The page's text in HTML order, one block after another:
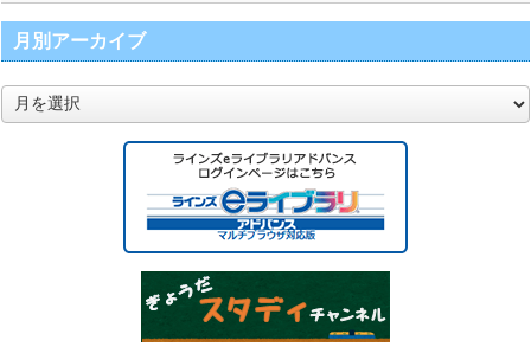
月別アーカイブ
月
別